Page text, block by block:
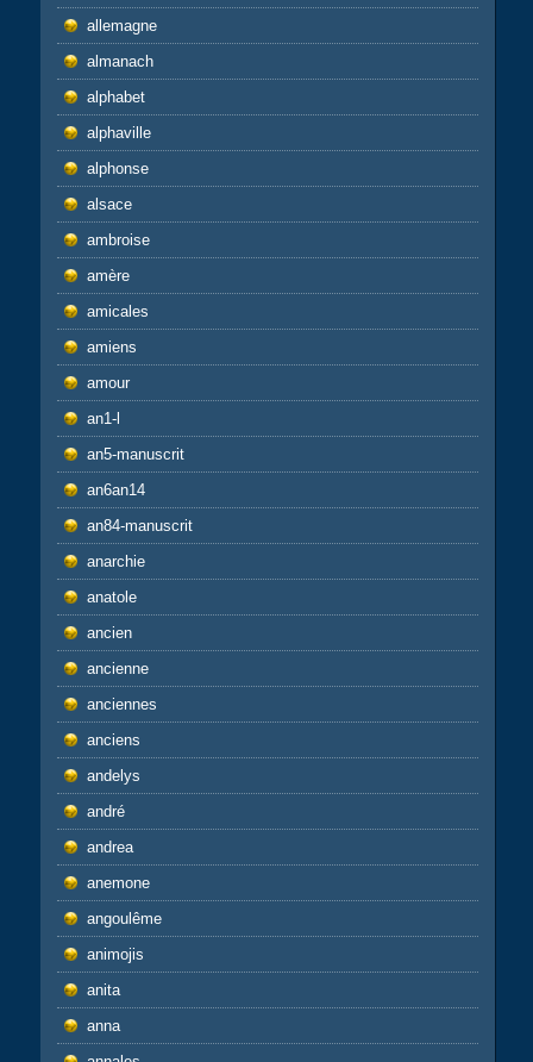
allemagne
almanach
alphabet
alphaville
alphonse
alsace
ambroise
amère
amicales
amiens
amour
an1-l
an5-manuscrit
an6an14
an84-manuscrit
anarchie
anatole
ancien
ancienne
anciennes
anciens
andelys
andré
andrea
anemone
angoulême
animojis
anita
anna